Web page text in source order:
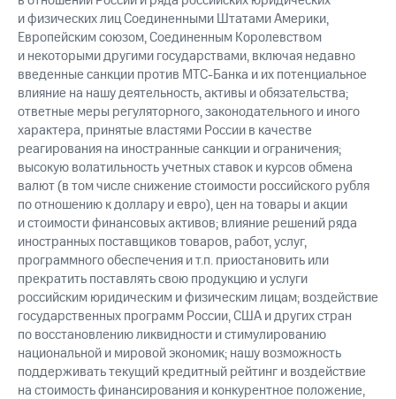
и физических лиц Соединенными Штатами Америки,
Европейским союзом, Соединенным Королевством
и некоторыми другими государствами, включая недавно
введенные санкции против МТС-Банка и их потенциальное
влияние на нашу деятельность, активы и обязательства;
ответные меры регуляторного, законодательного и иного
характера, принятые властями России в качестве
реагирования на иностранные санкции и ограничения;
высокую волатильность учетных ставок и курсов обмена
валют (в том числе снижение стоимости российского рубля
по отношению к доллару и евро), цен на товары и акции
и стоимости финансовых активов; влияние решений ряда
иностранных поставщиков товаров, работ, услуг,
программного обеспечения и т.п. приостановить или
прекратить поставлять свою продукцию и услуги
российским юридическим и физическим лицам; воздействие
государственных программ России, США и других стран
по восстановлению ликвидности и стимулированию
национальной и мировой экономик; нашу возможность
поддерживать текущий кредитный рейтинг и воздействие
на стоимость финансирования и конкурентное положение,